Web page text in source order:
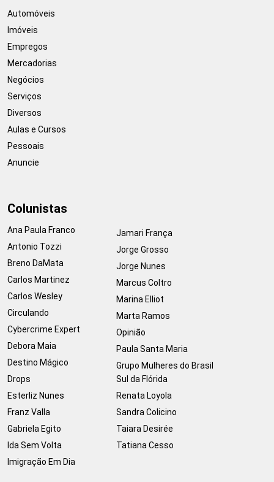
Automóveis
Imóveis
Empregos
Mercadorias
Negócios
Serviços
Diversos
Aulas e Cursos
Pessoais
Anuncie
Colunistas
Ana Paula Franco
Antonio Tozzi
Breno DaMata
Carlos Martinez
Carlos Wesley
Circulando
Cybercrime Expert
Debora Maia
Destino Mágico
Drops
Esterliz Nunes
Franz Valla
Gabriela Egito
Ida Sem Volta
Imigração Em Dia
Jamari França
Jorge Grosso
Jorge Nunes
Marcus Coltro
Marina Elliot
Marta Ramos
Opinião
Paula Santa Maria
Grupo Mulheres do Brasil
Sul da Flórida
Renata Loyola
Sandra Colicino
Taiara Desirée
Tatiana Cesso